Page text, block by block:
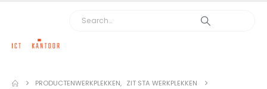
PRODUCTENWERKPLEKKEN, ZIT STA WERKPLEKKEN